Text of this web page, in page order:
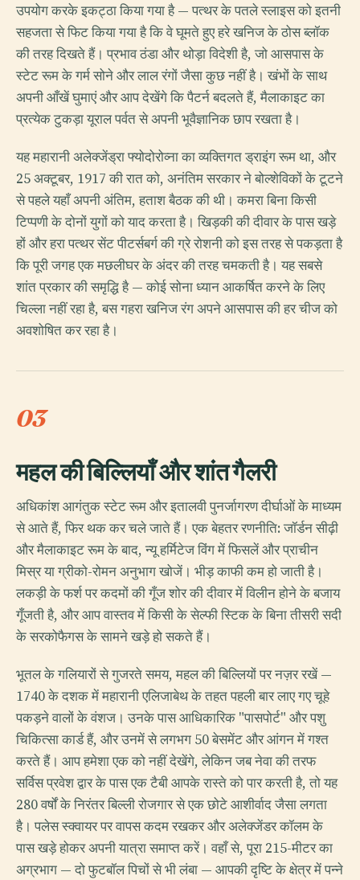
उपयोग करके इकट्ठा किया गया है — पत्थर के पतले स्लाइस को इतनी
सहजता से फिट किया गया है कि वे घूमते हुए हरे खनिज के ठोस ब्लॉक
की तरह दिखते हैं। प्रभाव ठंडा और थोड़ा विदेशी है, जो आसपास के
स्टेट रूम के गर्म सोने और लाल रंगों जैसा कुछ नहीं है। खंभों के साथ
अपनी आँखें घुमाएं और आप देखेंगे कि पैटर्न बदलते हैं, मैलाकाइट का
प्रत्येक टुकड़ा यूराल पर्वत से अपनी भूवैज्ञानिक छाप रखता है।
यह महारानी अलेक्जेंड्रा फ्योदोरोव्ना का व्यक्तिगत ड्राइंग रूम था, और
25 अक्टूबर, 1917 की रात को, अनंतिम सरकार ने बोल्शेविकों के टूटने
से पहले यहाँ अपनी अंतिम, हताश बैठक की थी। कमरा बिना किसी
टिप्पणी के दोनों युगों को याद करता है। खिड़की की दीवार के पास खड़े
हों और हरा पत्थर सेंट पीटर्सबर्ग की ग्रे रोशनी को इस तरह से पकड़ता है
कि पूरी जगह एक मछलीघर के अंदर की तरह चमकती है। यह सबसे
शांत प्रकार की समृद्धि है — कोई सोना ध्यान आकर्षित करने के लिए
चिल्ला नहीं रहा है, बस गहरा खनिज रंग अपने आसपास की हर चीज को
अवशोषित कर रहा है।
03
महल की बिल्लियाँ और शांत गैलरी
अधिकांश आगंतुक स्टेट रूम और इतालवी पुनर्जागरण दीर्घाओं के माध्यम
से आते हैं, फिर थक कर चले जाते हैं। एक बेहतर रणनीति: जॉर्डन सीढ़ी
और मैलाकाइट रूम के बाद, न्यू हर्मिटेज विंग में फिसलें और प्राचीन
मिस्र या ग्रीको-रोमन अनुभाग खोजें। भीड़ काफी कम हो जाती है।
लकड़ी के फर्श पर कदमों की गूँज शोर की दीवार में विलीन होने के बजाय
गूँजती है, और आप वास्तव में किसी के सेल्फी स्टिक के बिना तीसरी सदी
के सरकोफैगस के सामने खड़े हो सकते हैं।
भूतल के गलियारों से गुजरते समय, महल की बिल्लियों पर नज़र रखें —
1740 के दशक में महारानी एलिजाबेथ के तहत पहली बार लाए गए चूहे
पकड़ने वालों के वंशज। उनके पास आधिकारिक "पासपोर्ट" और पशु
चिकित्सा कार्ड हैं, और उनमें से लगभग 50 बेसमेंट और आंगन में गश्त
करते हैं। आप हमेशा एक को नहीं देखेंगे, लेकिन जब नेवा की तरफ
सर्विस प्रवेश द्वार के पास एक टैबी आपके रास्ते को पार करती है, तो यह
280 वर्षों के निरंतर बिल्ली रोजगार से एक छोटे आशीर्वाद जैसा लगता
है। पलेस स्क्वायर पर वापस कदम रखकर और अलेक्जेंडर कॉलम के
पास खड़े होकर अपनी यात्रा समाप्त करें। वहाँ से, पूरा 215-मीटर का
अग्रभाग — दो फुटबॉल पिचों से भी लंबा — आपकी दृष्टि के क्षेत्र में पन्ने